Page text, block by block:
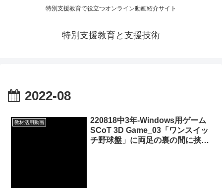
特別支援教育で役立つオンライン動画紹介サイト
特別支援教育と支援技術
2022-08
教材活用動画
220818中3年-Windows用ゲーム
SCoT 3D Game_03「ワンスイッ
チ野球盤」に両足の裏の間に挟む